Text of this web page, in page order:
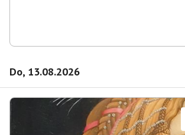
Do, 13.08.2026